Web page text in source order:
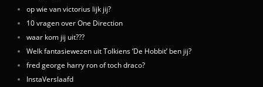
op wie van victorius lijk jij?
10 vragen over One Direction
waar kom jij uit???
Welk fantasiewezen uit Tolkiens ‘De Hobbit’ ben jij?
fred george harry ron of toch draco?
InstaVerslaafd